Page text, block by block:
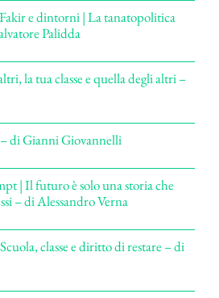
e dintorni | La tanatopolitica
Palidda
la tua classe e quella degli altri –
di Gianni Giovannelli
| Il futuro è solo una storia che
– di Alessandro Verna
classe e diritto di restare – di